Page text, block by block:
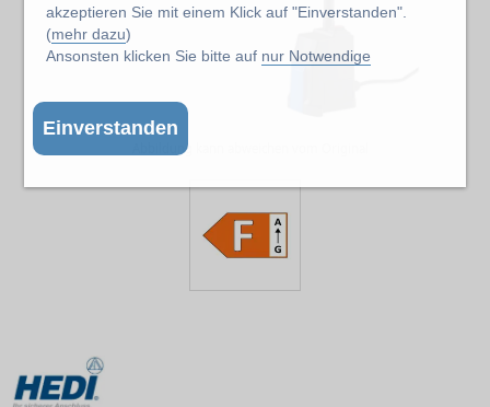
akzeptieren Sie mit einem Klick auf "Einverstanden".
(mehr dazu)
Ansonsten klicken Sie bitte auf nur Notwendige
Einverstanden
Abbildung kann abweichen vom Original